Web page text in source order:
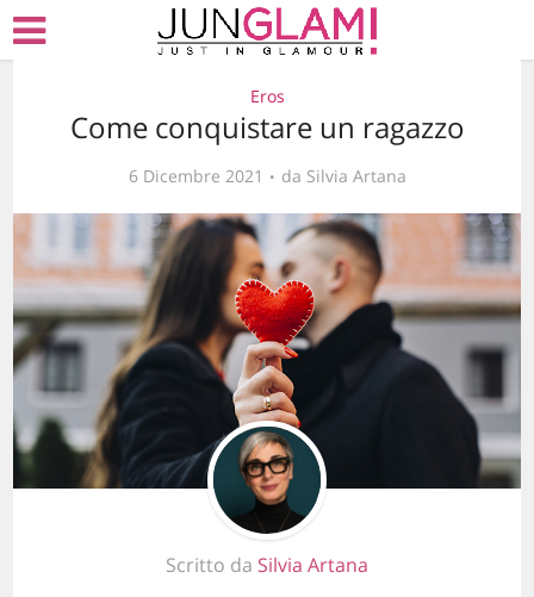
Eros
Come conquistare un ragazzo
6 Dicembre 2021 da Silvia Artana
Scritto da Silvia Artana